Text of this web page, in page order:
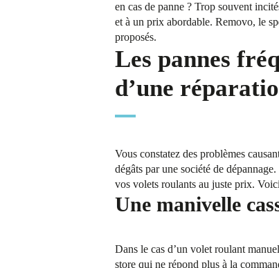
en cas de panne ? Trop souvent
et à un prix abordable. Removo, le
proposés.
Les pannes
d’une
Vous constatez des problèmes
dégâts par une société de
vos volets roulants au juste prix.
Une manivelle
Dans le cas d’un volet roulant
store qui ne répond plus à la